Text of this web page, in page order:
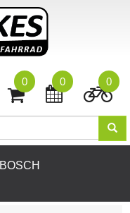
0
0
0
BOSCH